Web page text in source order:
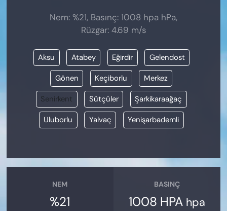
Nem: %21, Basınç: 1008 hpa hPa,
Rüzgar: 4.69 m/s
Aksu Atabey Eğirdir Gelendost
Gönen Keçiborlu Merkez
Senirkent Sütçüler Şarkikaraağaç
Uluborlu Yalvaç Yenişarbademli
NEM
%21
BASINÇ
1008 HPA hpa
ÖZEL HABER
SİYASET
VAN VE DİYARBAKIR HABERLERİ